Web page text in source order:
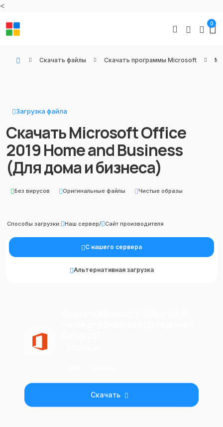
<
0
Скачать файлы Скачать программы Microsoft
Загрузка файла
Скачать Microsoft Office
2019 Home and Business
(Для дома и бизнеса)
Без вирусов Оригинальные файлы Чистые образы
Способы загрузки: Наш сервер/ Сайт производителя
С нашего сервера
Альтернативная загрузка
Скачать